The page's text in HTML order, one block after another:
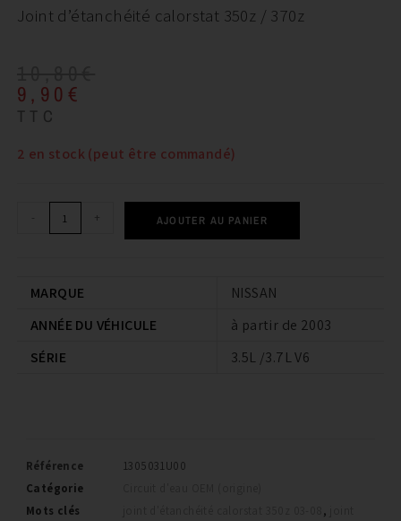
Joint d’étanchéité calorstat 350z / 370z
9,90 €
TTC
2 en stock (peut être commandé)
- + AJOUTER AU PANIER
MARQUE
NISSAN
ANNÉE DU VÉHICULE
à partir de 2003
SÉRIE
3.5L /3.7L V6
Référence
1305031U00
Catégorie
Mots clés
,